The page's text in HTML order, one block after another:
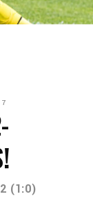
(1:0)